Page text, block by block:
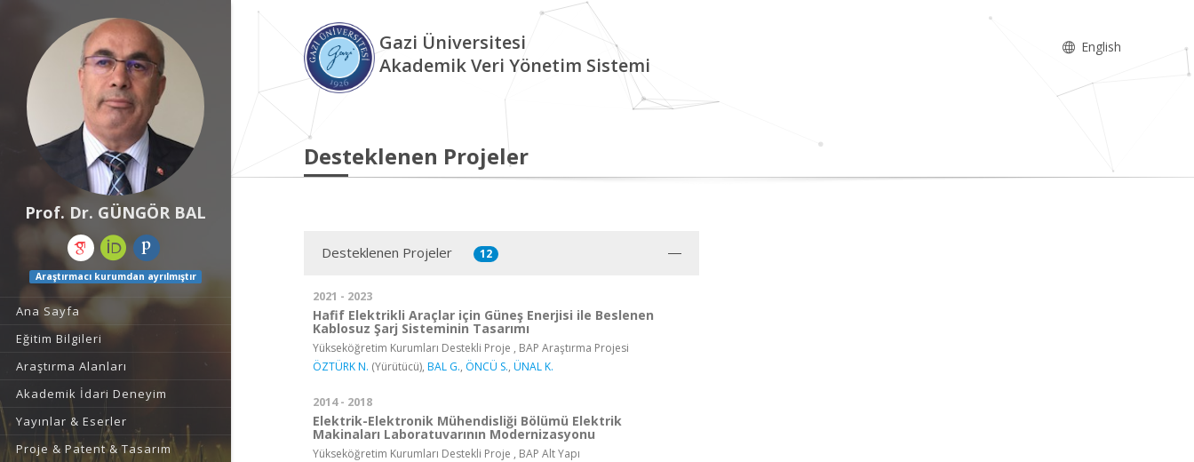
Prof. Dr. GÜNGÖR BAL
Araştırmacı kurumdan ayrılmıştır
Ana Sayfa
Eğitim Bilgileri
Araştırma Alanları
Akademik İdari Deneyim
Yayınlar & Eserler
Proje & Patent & Tasarım
Gazi Üniversitesi
Akademik Veri Yönetim Sistemi
English
Desteklenen Projeler
Desteklenen Projeler 12
2021 - 2023
Hafif Elektrikli Araçlar için Güneş Enerjisi ile Beslenen
Kablosuz Şarj Sisteminin Tasarımı
Yükseköğretim Kurumları Destekli Proje , BAP Araştırma Projesi
ÖZTÜRK N. (Yürütücü), BAL G., ÖNCÜ S., ÜNAL K.
2014 - 2018
Elektrik-Elektronik Mühendisliği Bölümü Elektrik
Makinaları Laboratuvarının Modernizasyonu
Yükseköğretim Kurumları Destekli Proje , BAP Alt Yapı